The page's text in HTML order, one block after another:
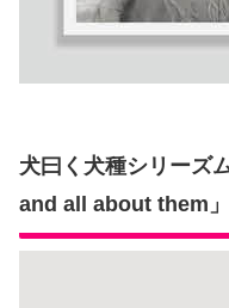
犬曰く犬種シリーズ
and all about them」